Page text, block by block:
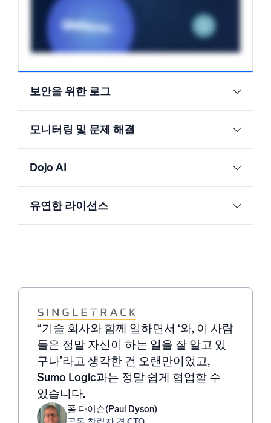
보안을 위한 로그
모니터링 및 문제 해결
Dojo AI
유연한 라이선스
“기술 회사와 함께 일하면서 ‘와, 이 사람
들은 정말 자신이 하는 일을 잘 알고 있
구나’라고 생각한 건 오랜만이었고,
Sumo Logic과는 정말 쉽게 협업할 수
있습니다.
폴 다이슨(Paul Dyson)
“Sumo Logic은 중대한 탐지 결과를 식
별하고, 조사 및 대응까지의 명확한 경
로를 제시해 보안 효과를 가속화하도록
돕습니다. 이 모든 것을 통합되고 간소
화된 클라우드 SIEM 플랫폼에서 제공
합니다.
“Sumo Logic은 알림의 내용을 파악하
고 해당 알림이 중요한지 판단할 수 있
도록 선제적으로 지원합니다. 또한 경우
에 따라 알림을 자동으로 처리합니다.
Ryan Breed
수석 보안 엔지니어
“특히 Sumo Logic의 강력한 쿼리 기능
은 경쟁력 있는 차별화 요소로 작용하
며, 유사한 오류를 식별하거나 문제가
자주 발생하는 소프트웨어 버전을 찾아
내는 등 유용한 인사이트를 제공합니다.
김영집
“문제를 해결하려고 할 때 로그가 핵심
적입니다. 따라서 로그에 대한 가시성을
확보한 후 문제를 신속하게 파악하고 해
결하여 평균 해결 시간을 단축해야 합니
다.
Omar Koncobo